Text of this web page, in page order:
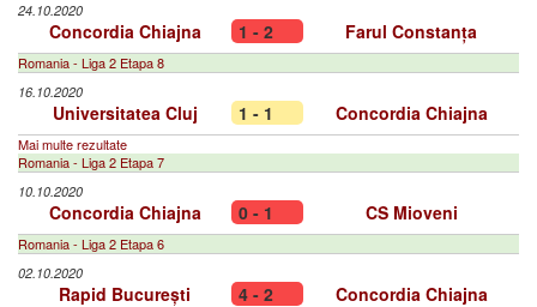
24.10.2020
Concordia Chiajna 1 - 2 Farul Constanța
Romania - Liga 2 Etapa 8
16.10.2020
Universitatea Cluj 1 - 1 Concordia Chiajna
Mai multe rezultate
Romania - Liga 2 Etapa 7
10.10.2020
Concordia Chiajna 0 - 1 CS Mioveni
Romania - Liga 2 Etapa 6
02.10.2020
Rapid București 4 - 2 Concordia Chiajna